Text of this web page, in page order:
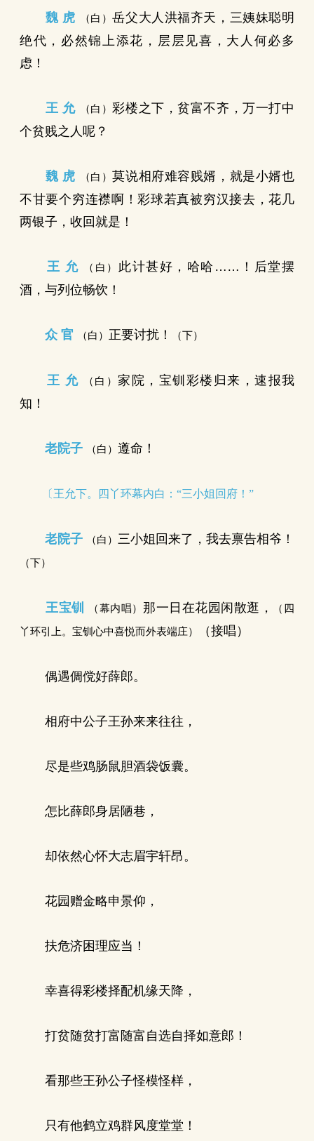
魏 虎 （白）岳父大人洪福齐天，三姨妹聪明
绝代，必然锦上添花，层层见喜，大人何必多
虑！
王 允 （白）彩楼之下，贫富不齐，万一打中
个贫贱之人呢？
魏 虎 （白）莫说相府难容贱婿，就是小婿也
不甘要个穷连襟啊！彩球若真被穷汉接去，花几
两银子，收回就是！
王 允 （白） 此计甚好，哈哈……！后堂摆
酒，与列位畅饮！
众 官 （白） 正要讨扰！ （下）
王 允 （白） 家院，宝钏彩楼归来，速报我
知！
老院子 （白） 遵命！
〔王允下。四丫环幕内白：“三小姐回府！”
老院子 （白） 三小姐回来了，我去禀告相爷！
（下）
王宝钏 （幕内唱）那一日在花园闲散逛，
（四
丫环引上。宝钏心中喜悦而外表端庄）
（接唱）
偶遇倜傥好薛郎。
相府中公子王孙来来往往，
尽是些鸡肠鼠胆酒袋饭囊。
怎比薛郎身居陋巷，
却依然心怀大志眉宇轩昂。
花园赠金略申景仰，
扶危济困理应当！
幸喜得彩楼择配机缘天降，
打贫随贫打富随富自选自择如意郎！
看那些王孙公子怪模怪样，
只有他鹤立鸡群风度堂堂！